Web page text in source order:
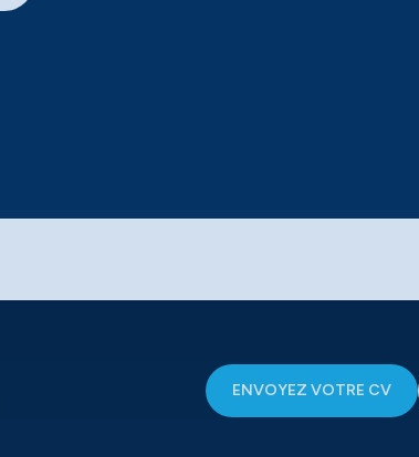
ENVOYEZ VOTRE CV